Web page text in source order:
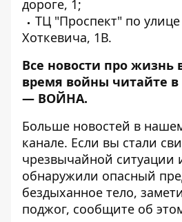
дороге, 1;
ТЦ "Проспект" по
Хоткевича, 1В.
Все новости про жизнь
время войны читайте в
— ВОЙНА.
Больше новостей в
канале. Если вы стали
чрезвычайной ситуации
обнаружили опасный
бездыханное тело,
поджог, сообщите об